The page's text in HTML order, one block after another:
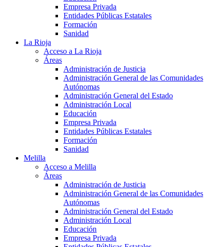
Empresa Privada
Entidades Públicas Estatales
Formación
Sanidad
La Rioja
Acceso a La Rioja
Áreas
Administración de Justicia
Administración General de las Comunidades
Autónomas
Administración General del Estado
Administración Local
Educación
Empresa Privada
Entidades Públicas Estatales
Formación
Sanidad
Melilla
Acceso a Melilla
Áreas
Administración de Justicia
Administración General de las Comunidades
Autónomas
Administración General del Estado
Administración Local
Educación
Empresa Privada